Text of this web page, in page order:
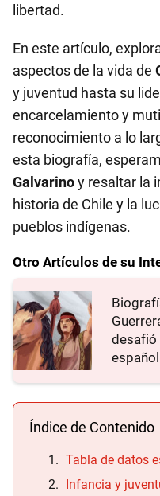
libertad.
En este artículo,
aspectos de la vida de
y juventud hasta su
encarcelamiento y
reconocimiento a lo
esta biografía,
Galvarinoy resaltar la
historia de Chile y la
pueblos indígenas.
Otro Artículos de su
desafió
español
Índice de Contenido
Tabla de datos
Infancia y